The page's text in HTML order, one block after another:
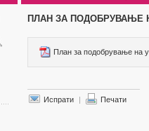
ПЛАН ЗА ПОДОБРУВАЊЕ
План за подобрување на
Испрати | Печати